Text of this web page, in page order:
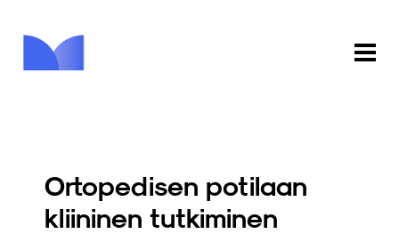
Ortopedisen potilaan
kliininen tutkiminen